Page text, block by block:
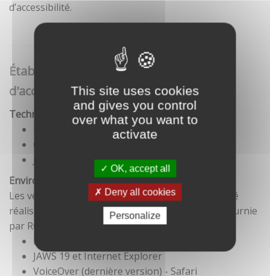
This site uses cookies
and gives you control
over what you want to
activate
OK, accept all
Deny all cookies
Personalize
d’accessibilité.
Établissement de cette déclaration
d'accessibilité
Technologies utilisées pour la réalisation du site
CSS
Environnement de test
Les vérifications de restitution de contenus ont été
réalisées conformément à la base de référence fournie
par RGAA 3.
Firefox et NVDA
JAWS 19 et Internet Explorer
VoiceOver (dernière version) - Safari